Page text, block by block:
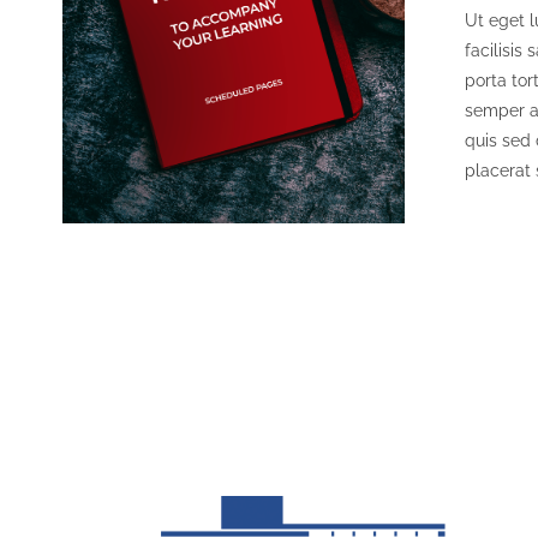
Ut eget
facilisis
porta
semper
quis sed
placerat